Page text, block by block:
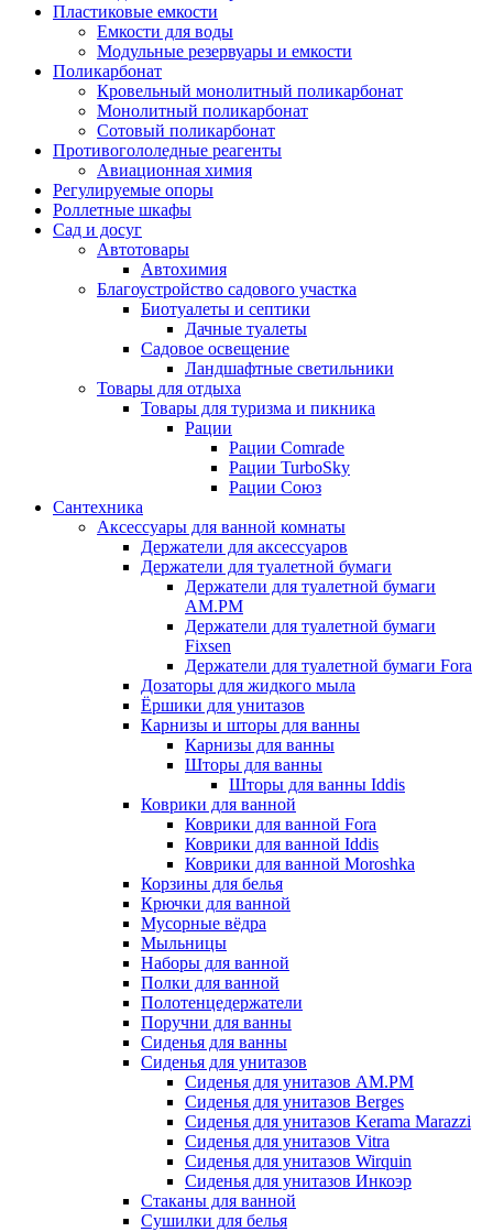
Пластиковые емкости
Емкости для воды
Модульные резервуары и емкости
Поликарбонат
Кровельный монолитный поликарбонат
Монолитный поликарбонат
Сотовый поликарбонат
Противогололедные реагенты
Авиационная химия
Регулируемые опоры
Роллетные шкафы
Сад и досуг
Автотовары
Автохимия
Благоустройство садового участка
Биотуалеты и септики
Дачные туалеты
Садовое освещение
Ландшафтные светильники
Товары для отдыха
Товары для туризма и пикника
Рации
Рации Comrade
Рации TurboSky
Рации Союз
Сантехника
Аксессуары для ванной комнаты
Держатели для аксессуаров
Держатели для туалетной бумаги
Держатели для туалетной бумаги
AM.PM
Держатели для туалетной бумаги
Fixsen
Держатели для туалетной бумаги Fora
Дозаторы для жидкого мыла
Ёршики для унитазов
Карнизы и шторы для ванны
Карнизы для ванны
Шторы для ванны
Шторы для ванны Iddis
Коврики для ванной
Коврики для ванной Fora
Коврики для ванной Iddis
Коврики для ванной Moroshka
Корзины для белья
Крючки для ванной
Мусорные вёдра
Мыльницы
Наборы для ванной
Полки для ванной
Полотенцедержатели
Поручни для ванны
Сиденья для ванны
Сиденья для унитазов
Сиденья для унитазов AM.PM
Сиденья для унитазов Berges
Сиденья для унитазов Kerama Marazzi
Сиденья для унитазов Vitra
Сиденья для унитазов Wirquin
Сиденья для унитазов Инкоэр
Стаканы для ванной
Сушилки для белья